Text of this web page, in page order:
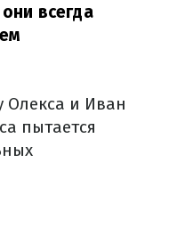
всегда
Олекса и Иван
пытается